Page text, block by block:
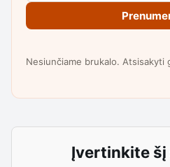
Nesiunčiame brukalo. Atsisakyti
Įvertinkite